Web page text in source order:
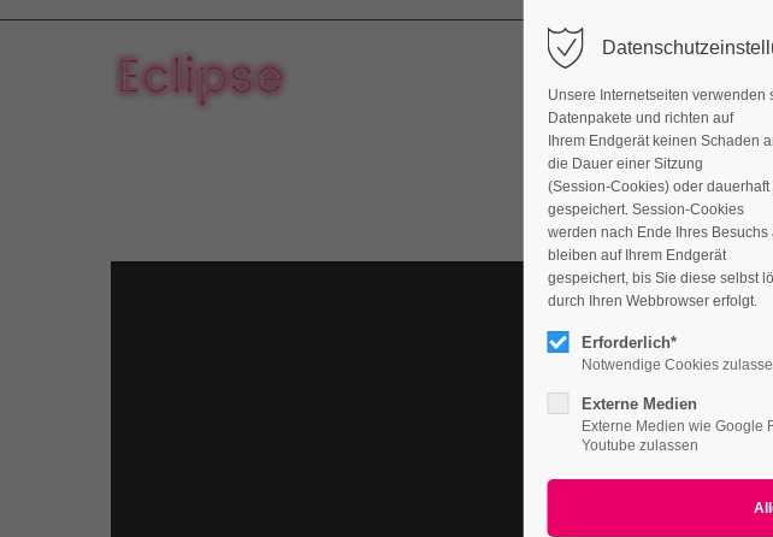
Unsere Internetseiten verwenden
Datenpakete und richten auf
Ihrem Endgerät keinen Schaden
die Dauer einer Sitzung
(Session-Cookies) oder
gespeichert. Session-Cookies
werden nach Ende Ihres
bleiben auf Ihrem Endgerät
gespeichert, bis Sie diese selbst
durch Ihren Webbrowser erfolgt.
Erforderlich*
Notwendige Cookies
Externe Medien
Externe Medien wie Google
Youtube zulassen